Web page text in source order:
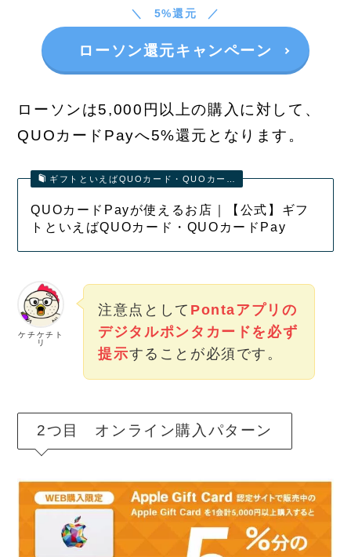
5%還元
ローソン還元キャンペーン
ローソンは5,000円以上の購入に対して、
QUOカードPayへ5%還元となります。
ギフトといえばQUOカード・QUOカー…
QUOカードPayが使えるお店｜【公式】ギフ
トといえばQUOカード・QUOカードPay
ケチケチト
リ
注意点として Pontaアプリの
デジタルポンタカードを必ず
提示することが必須です。
2つ目 オンライン購入パターン